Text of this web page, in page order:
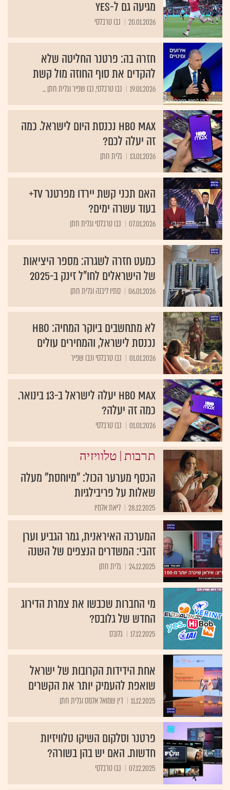
מגיעה גם ל-yes
20.01.2026 נבו טרבלסי
חזרה בה: פרטנר החליטה שלא
להקדים את סוף החוזה מול קשת
19.01.2026 נבו טרבלסי, נבו שפיר וגלית חתן ...
HBO MAX נכנסת היום לישראל. כמה
זה יעלה לכם?
13.01.2026 גלית חתן
האם תכני קשת יירדו מפרטנר tv+
בעוד עשרה ימים?
07.01.2026 נבו טרבלסי וגלית חתן
כמעט חזרה לשגרה: מספר היציאות
של הישראלים לחו"ל זינק ב-2025
06.01.2026 סתיו ליבנה וגלית חתן
לא מתחשבים ביוקר המחיה: HBO
נכנסת לישראל, והמחירים עולים
01.01.2026 נבו טרבלסי ונבו שפיר
HBO Max יעלה לישראל ב-13 בינואר.
כמה זה יעלה?
01.01.2026 נבו טרבלסי
תרבות | טלוויזיה
הכסף מערער הכול: "מיוחסת" מעלה
שאלות על פריבילגיות
28.12.2025 ליאת אלמיו
המערכה האיראנית, גמר הגביע וערן
זהבי: המשדרים הנצפים של השנה
24.12.2025 גלית חתן
מי החברות שכבשו את צמרת הדירוג
החדש של גלובס?
17.12.2025 גלובס
אחת הידידות הקרובות של ישראל
שואפת להעמיק יותר את הקשרים
11.12.2025 דין שמואל אלמס וגלית חתן
פרטנר וסלקום השיקו טלוויזיות
חדשות. האם יש בהן בשורה?
07.12.2025 נבו טרבלסי